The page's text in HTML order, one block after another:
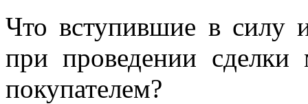
Что вступившие в силу
при проведении
покупателем?